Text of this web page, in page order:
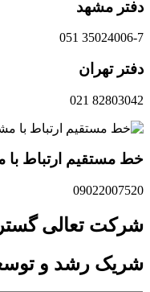
دفتر مشهد
35024006-7 051
دفتر تهران
82803042 021
خط مستقیم ارتباط با
09022007520
شرکت تعالی گستر
شریک رشد و